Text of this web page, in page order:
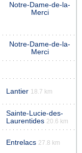
Notre-Dame-de-la-
Merci
Notre-Dame-de-la-
Merci
Lantier 18.7 km
Sainte-Lucie-des-
Laurentides 20.6 km
Entrelacs 27.8 km